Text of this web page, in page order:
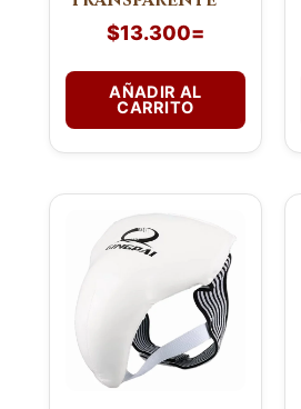
$13.300=
AÑADIR AL
CARRITO
producto
Las
opciones